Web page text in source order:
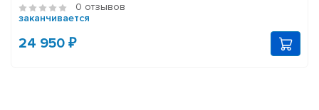
0 отзывов
заканчивается
24 950 ₽